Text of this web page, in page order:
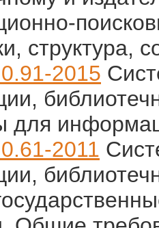
структура,
2015
для
2011